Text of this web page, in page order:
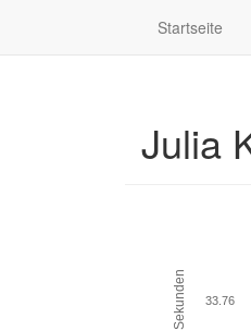
Startseite
Julia
Sekunden 33.76